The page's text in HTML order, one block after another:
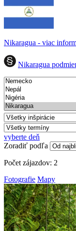
Nikaragua - viac
Nikaragua
vyberte deň
Zoradiť podľa
Počet zájazdov: 2
Fotografie Mapy